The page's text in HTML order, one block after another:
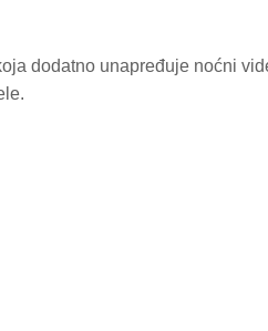
dodatno unapređuje noćni